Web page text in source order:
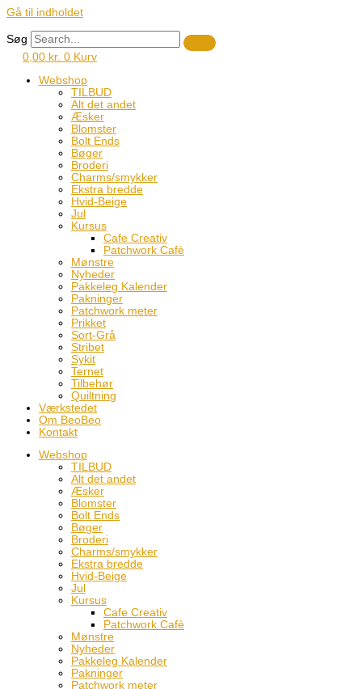
Gå til indholdet
Søg
0,00 kr. 0 Kurv
Webshop
TILBUD
Alt det andet
Æsker
Blomster
Bolt Ends
Bøger
Broderi
Charms/smykker
Ekstra bredde
Hvid-Beige
Jul
Kursus
Cafe Creativ
Patchwork Cafè
Mønstre
Nyheder
Pakkeleg Kalender
Pakninger
Patchwork meter
Prikket
Sort-Grå
Stribet
Sykit
Ternet
Tilbehør
Quiltning
Værkstedet
Om BeoBeo
Kontakt
Webshop
TILBUD
Alt det andet
Æsker
Blomster
Bolt Ends
Bøger
Broderi
Charms/smykker
Ekstra bredde
Hvid-Beige
Jul
Kursus
Cafe Creativ
Patchwork Cafè
Mønstre
Nyheder
Pakkeleg Kalender
Pakninger
Patchwork meter